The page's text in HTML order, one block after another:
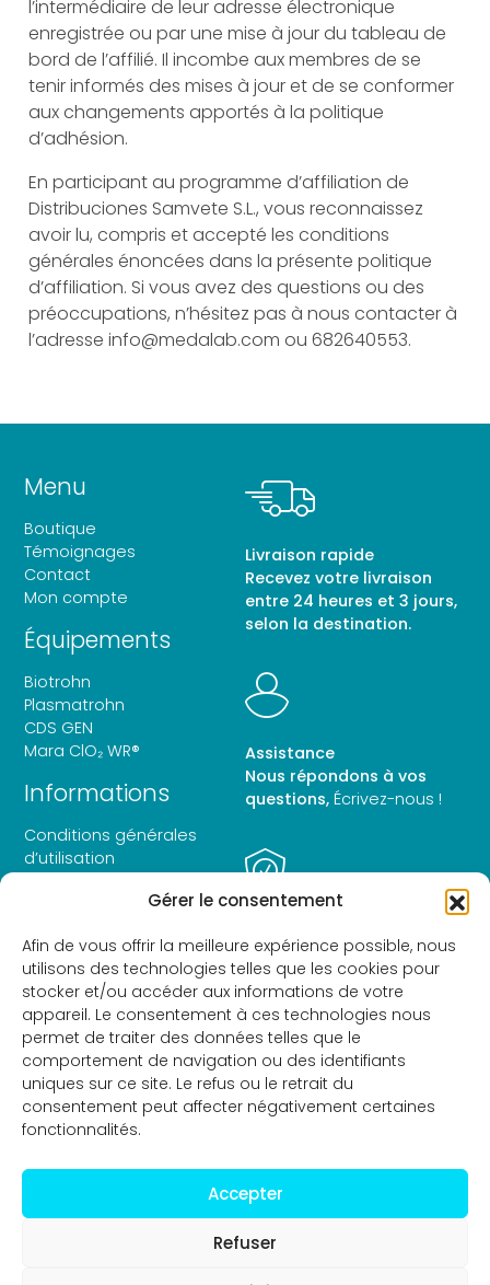
Gérer le consentement
Afin de vous offrir la meilleure expérience possible, nous
utilisons des technologies telles que les cookies pour
stocker et/ou accéder aux informations de votre
appareil. Le consentement à ces technologies nous
permet de traiter des données telles que le
comportement de navigation ou des identifiants
uniques sur ce site. Le refus ou le retrait du
consentement peut affecter négativement certaines
fonctionnalités.
Accepter
Refuser
l’intermédiaire de leur adresse électronique
enregistrée ou par une mise à jour du tableau de
bord de l’affilié. Il incombe aux membres de se
tenir informés des mises à jour et de se conformer
aux changements apportés à la politique
d’adhésion.
En participant au programme d’affiliation de
Distribuciones Samvete S.L., vous reconnaissez
avoir lu, compris et accepté les conditions
générales énoncées dans la présente politique
d’affiliation. Si vous avez des questions ou des
préoccupations, n’hésitez pas à nous contacter à
l’adresse info@medalab.com ou 682640553.
Menu
Boutique
Témoignages
Contact
Mon compte
Équipements
Biotrohn
Plasmatrohn
CDS GEN
Mara ClO₂ WR®
Informations
Conditions générales
d’utilisation
Politique de confidentialité
cookies
Déclaration d’accessibilité
Livraison rapide
Recevez votre livraison
entre 24 heures et 3 jours,
selon la destination.
Assistance
Nous répondons à vos
questions, Écrivez-nous !
Paye de manière sécurisée
et cryptée.
Financé par l'Union